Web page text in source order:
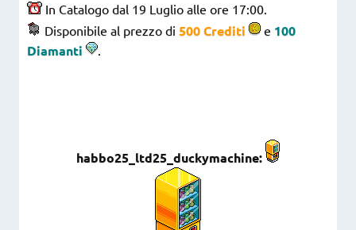
In Catalogo dal 19 Luglio alle ore 17:00.
Disponibile al prezzo di 500 Crediti e 100
Diamanti
.
habbo25_ltd25_duckymachine: